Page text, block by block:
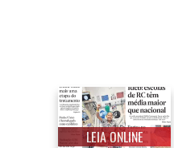
LEIA ONLINE